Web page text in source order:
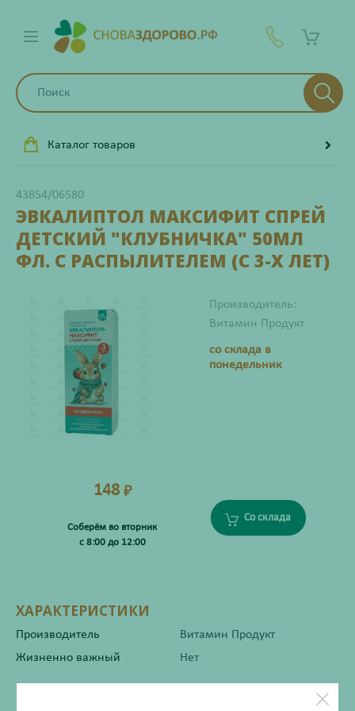
Каталог товаров
43854/06580
ЭВКАЛИПТОЛ МАКСИФИТ СПРЕЙ
ДЕТСКИЙ "КЛУБНИЧКА" 50МЛ
ФЛ. С РАСПЫЛИТЕЛЕМ (С 3-Х ЛЕТ)
Производитель:
Витамин Продукт
со склада в
понедельник
148 ₽
Соберём во вторник
с 8:00 до 12:00
Со склада
ХАРАКТЕРИСТИКИ
Производитель
Витамин Продукт
Жизненно важный
Нет